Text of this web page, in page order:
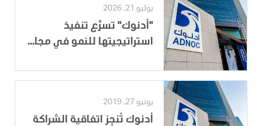
يوليو 21, 2026
"أدنوك" تسرِّع تنفيذ
استراتيجيتها للنمو في مجا...
يونيو 27, 2019
أدنوك تُنجِز اتفاقية الشراكة